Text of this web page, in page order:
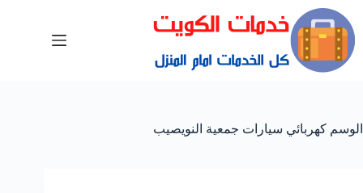
الوسم كهربائي سيارات جمعية النويصيب